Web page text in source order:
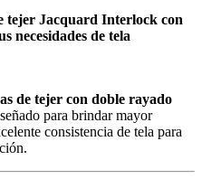
tejer Jacquard Interlock con
necesidades de tela
de tejer con doble rayado
para brindar mayor
consistencia de tela para